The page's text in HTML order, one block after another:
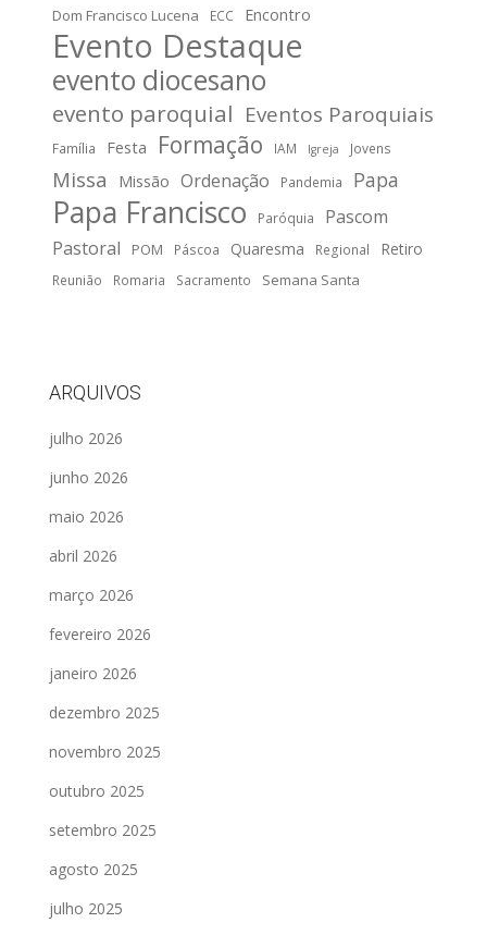
Dom Francisco Lucena
ECC Encontro
Evento Destaque
evento diocesano
evento paroquial Eventos Paroquiais
Família Festa Formação IAM Igreja Jovens
Missa Missão Ordenação Pandemia Papa
Papa Francisco Paróquia
Pascom
Pastoral
POM Páscoa Quaresma Regional Retiro
Reunião Romaria Sacramento Semana Santa
ARQUIVOS
julho 2026
junho 2026
maio 2026
abril 2026
março 2026
fevereiro 2026
janeiro 2026
dezembro 2025
novembro 2025
outubro 2025
setembro 2025
agosto 2025
julho 2025